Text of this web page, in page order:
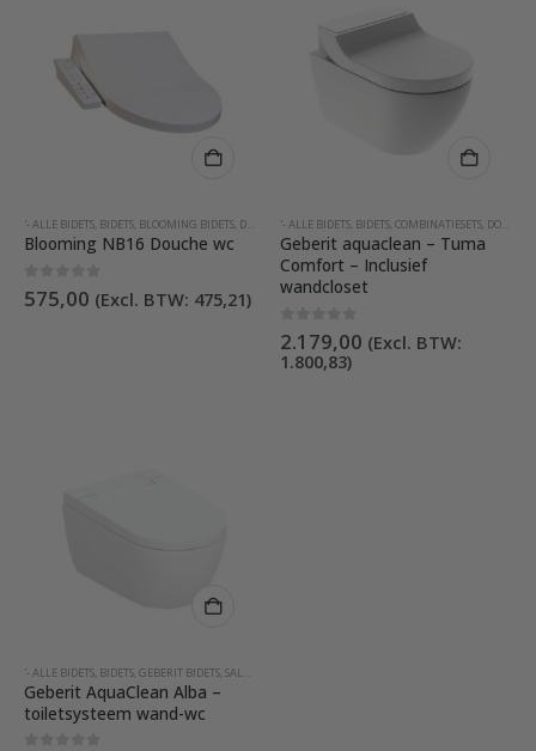
'- ALLE BIDETS BIDETS BLOOMING BIDETS DOUCHEWC'S ZONDER AFSTANDSBEDIENING ,MET
Blooming NB16 Douche wc
0out of 5
575,00 (Excl. BTW: 475,21)
'- ALLE BIDETS BIDETS COMBINATIESETS DOUCHEWC'S MET AFSTANDSBEDIENING
Geberit aquaclean – Tuma
Comfort – Inclusief
wandcloset
0out of 5
2.179,00 (Excl. BTW:
1.800,83)
'- ALLE BIDETS BIDETS GEBERIT BIDETS SALE
Geberit AquaClean Alba –
toiletsysteem wand-wc